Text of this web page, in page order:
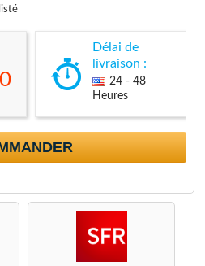
Délai de
livraison :
24 - 48
Heures